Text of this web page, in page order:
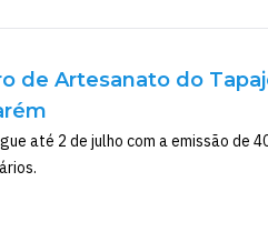
de Artesanato do
até 2 de julho com a emissão de